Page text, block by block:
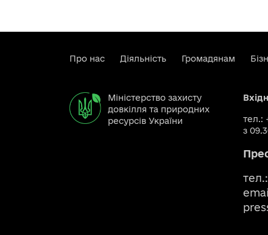
Про нас Діяльність Громадянам
Міністерство захисту
довкілля та природних
ресурсів України
тел.:
з